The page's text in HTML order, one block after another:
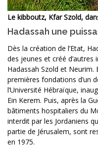
Le kibboutz, Kfar Szold,
Hadassah une
Dès la création de l’Etat,
des jeunes et créé
Hadassah Szold et Neurim.
premières fondations d’un
l’Université Hébraïque,
Ein Kerem. Puis, après la
bâtiments hospitaliers du
interdit par les Jordaniens
partie de Jérusalem, sont
en 1975.